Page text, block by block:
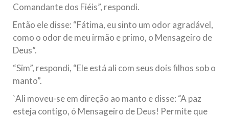
Comandante dos Fiéis”, respondi.
Então ele disse: “Fátima, eu sinto um odor agradável,
como o odor de meu irmão e primo, o Mensageiro de
Deus”.
“Sim”, respondi, “Ele está ali com seus dois filhos sob o
manto”.
`Ali moveu-se em direção ao manto e disse: “A paz
esteja contigo, ó Mensageiro de Deus! Permite que